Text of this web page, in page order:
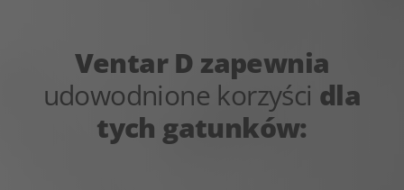
Ventar D zapewnia
udowodnione korzyści dla
tych gatunków: